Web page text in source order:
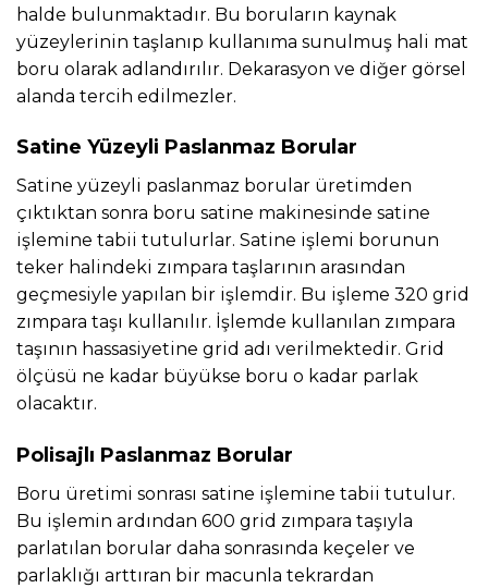
halde bulunmaktadır. Bu boruların kaynak
yüzeylerinin taşlanıp kullanıma sunulmuş hali mat
boru olarak adlandırılır. Dekarasyon ve diğer görsel
alanda tercih edilmezler.
Satine Yüzeyli Paslanmaz Borular
Satine yüzeyli paslanmaz borular üretimden
çıktıktan sonra boru satine makinesinde satine
işlemine tabii tutulurlar. Satine işlemi borunun
teker halindeki zımpara taşlarının arasından
geçmesiyle yapılan bir işlemdir. Bu işleme 320 grid
zımpara taşı kullanılır. İşlemde kullanılan zımpara
taşının hassasiyetine grid adı verilmektedir. Grid
ölçüsü ne kadar büyükse boru o kadar parlak
olacaktır.
Polisajlı Paslanmaz Borular
Boru üretimi sonrası satine işlemine tabii tutulur.
Bu işlemin ardından 600 grid zımpara taşıyla
parlatılan borular daha sonrasında keçeler ve
parlaklığı arttıran bir macunla tekrardan